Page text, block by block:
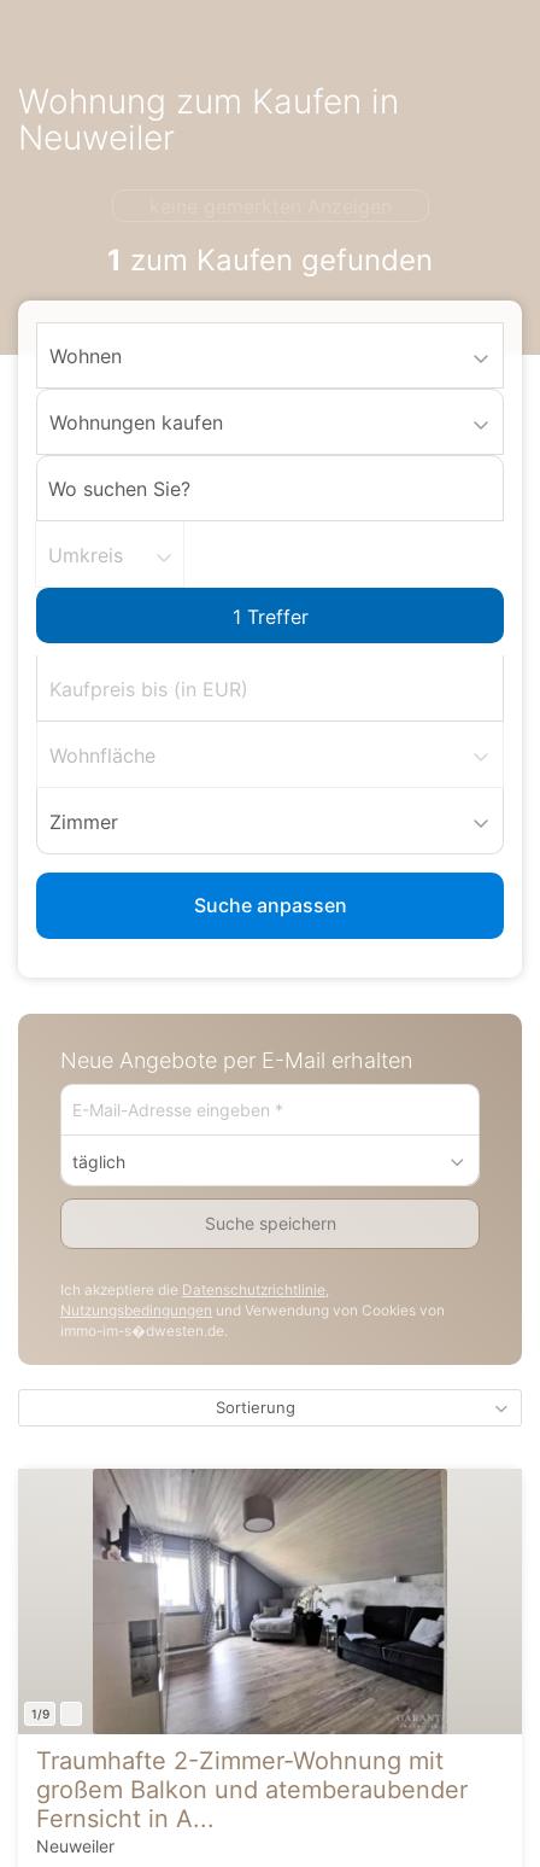
zur
Navigation
zum
Wohnung zum Kaufen in
Neuweiler
1 zum Kaufen gefunden
Wohnen
Wohnungen kaufen
Umkreis
Wohnfläche
Zimmer
Suche anpassen
Neue Angebote per E-Mail erhalten
täglich
Suche speichern
Ich akzeptiere die Datenschutzrichtlinie,
Nutzungsbedingungen und Verwendung von Cookies von
immo-im-s�dwesten.de.
Sortierung
1/9
Traumhafte 2-Zimmer-Wohnung mit
großem Balkon und atemberaubender
Fernsicht in A...
Neuweiler